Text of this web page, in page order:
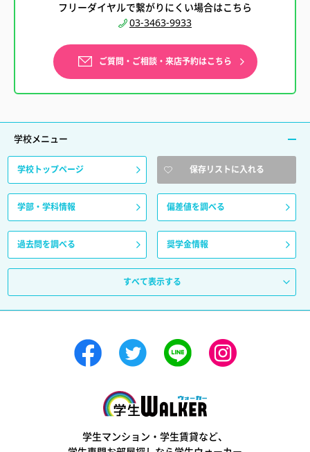
フリーダイヤルで繋がりにくい場合はこちら
03-3463-9933
ご質問・ご相談・来店予約はこちら
学校メニュー
学校トップページ 保存リストに入れる
学部・学科情報 偏差値を調べる
過去問を調べる 奨学金情報
すべて表示する
学生マンション・学生賃貸など、